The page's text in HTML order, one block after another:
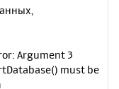
Argument 3
must be